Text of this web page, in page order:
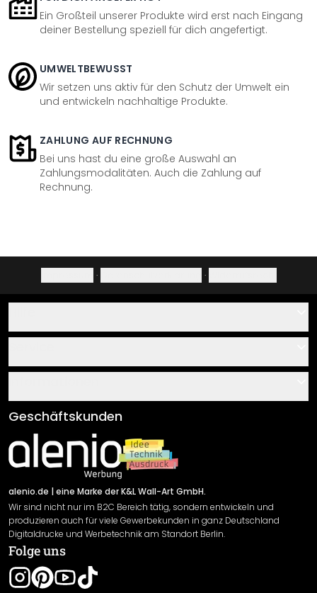
Ein Großteil unserer Produkte wird erst nach Eingang
deiner Bestellung speziell für dich angefertigt.
UMWELTBEWUSST
Wir setzen uns aktiv für den Schutz der Umwelt ein
und entwickeln nachhaltige Produkte.
ZAHLUNG AUF RECHNUNG
Bei uns hast du eine große Auswahl an
Zahlungsmodalitäten. Auch die Zahlung auf
Rechnung.
· ·
Über uns
Klebe- und Montageanleitungen
Newsletter An-/Abmeldung
Sendungsverfolgung
AGB
Impressum
Versand & Zahlung
Rücksendung
Widerrufsrecht
Datenschutzerklärung
Gewährleistung
Leistungserklärung / CE-Zeichen
Geschäftskunden
alenio.de | eine Marke der K&L Wall-Art GmbH.
Wir sind nicht nur im B2C Bereich tätig, sondern entwickeln und
produzieren auch für viele Gewerbekunden in ganz Deutschland
Digitaldrucke und Werbetechnik am Standort Berlin.
Folge uns